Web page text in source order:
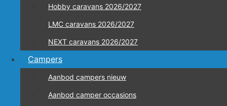
Hobby caravans 2026/2027
LMC caravans 2026/2027
NEXT caravans 2026/2027
Campers
Aanbod campers nieuw
Aanbod camper occasions
Meerbeek Caravans & Campers is al meer dan 45 jaar
LMC 25 jarig jubileum Meerbeek